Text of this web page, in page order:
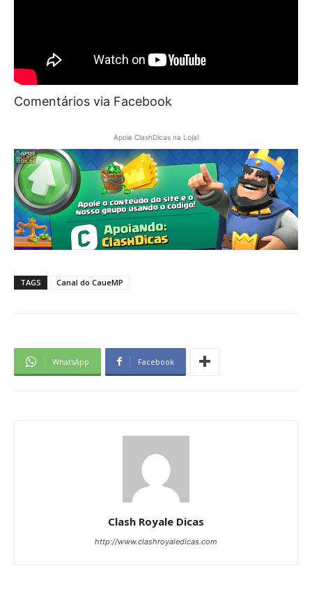
Comentários via Facebook
Apoie ClashDicas na Loja!
TAGS Canal do CaueMP
WhatsApp Facebook
Clash Royale Dicas
http://www.clashroyaledicas.com